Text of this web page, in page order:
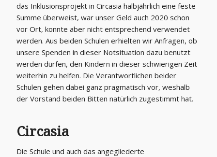
das Inklusionsprojekt in Circasia halbjährlich eine feste
Summe überweist, war unser Geld auch 2020 schon
vor Ort, konnte aber nicht entsprechend verwendet
werden. Aus beiden Schulen erhielten wir Anfragen, ob
unsere Spenden in dieser Notsituation dazu benutzt
werden dürfen, den Kindern in dieser schwierigen Zeit
weiterhin zu helfen. Die Verantwortlichen beider
Schulen gehen dabei ganz pragmatisch vor, weshalb
der Vorstand beiden Bitten natürlich zugestimmt hat.
Circasia
Die Schule und auch das angegliederte